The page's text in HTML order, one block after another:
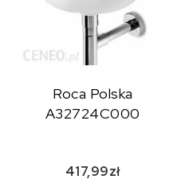
Roca Polska
A32724C000
417,99zł